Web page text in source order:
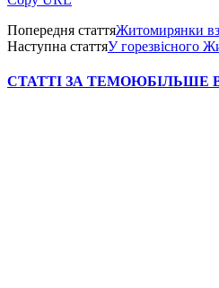
Попередня статтяЖитомирянки
Наступна статтяУ горезвісного
СТАТТІ ЗА ТЕМОЮБІЛЬШЕ